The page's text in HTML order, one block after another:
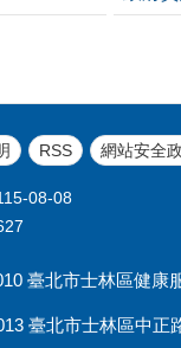
RSS 網站安全
08-08
臺北市士林區健康
臺北市士林區中